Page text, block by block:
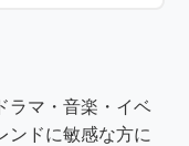
ラマ・音楽・イベ
ンドに敏感な方に